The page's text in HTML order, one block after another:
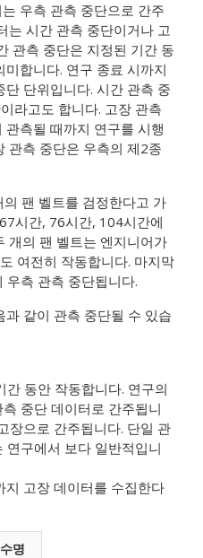
우측 관측 중단으로 간주
는 시간 관측 중단이거나 고
관측 중단은 지정된 기간 동
합니다. 연구 종료 시까지
단위입니다. 시간 관측 중
라고도 합니다. 고장 관측
측될 때까지 연구를 시행
관측 중단은 우측의 제2종
팬 벨트를 검정한다고 가
시간, 76시간, 104시간에
개의 팬 벨트는 엔지니어가
여전히 작동합니다. 마지막
측 관측 중단됩니다.
같이 관측 중단될 수 있습
동안 작동합니다. 연구의
중단 데이터로 간주됩니
장으로 간주됩니다. 단일 관
연구에서 보다 일반적입니
고장 데이터를 수집한다
수명